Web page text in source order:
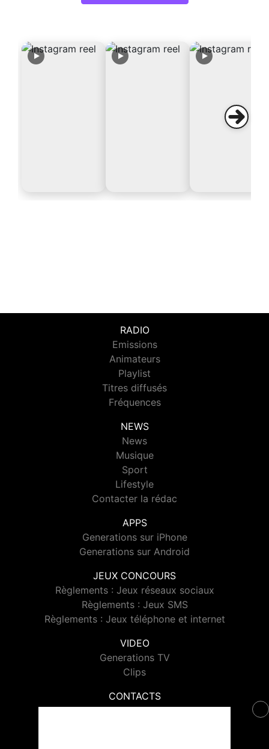
RADIO
Emissions
Animateurs
Playlist
Titres diffusés
Fréquences
NEWS
News
Musique
Sport
Lifestyle
Contacter la rédac
APPS
Generations sur iPhone
Generations sur Android
JEUX CONCOURS
Règlements : Jeux réseaux sociaux
Règlements : Jeux SMS
Règlements : Jeux téléphone et internet
VIDEO
Generations TV
Clips
CONTACTS
Contacter Generations